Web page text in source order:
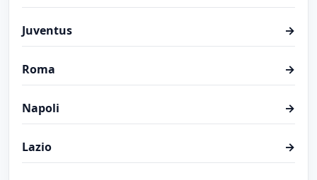
Juventus →
Roma →
Napoli →
Lazio →